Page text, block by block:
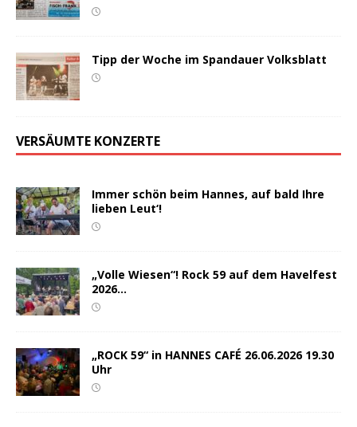
Tipp der Woche im Spandauer Volksblatt
VERSÄUMTE KONZERTE
Immer schön beim Hannes, auf bald Ihre
lieben Leut‘!
„Volle Wiesen“! Rock 59 auf dem Havelfest
2026…
„ROCK 59“ in HANNES CAFÉ 26.06.2026 19.30
Uhr